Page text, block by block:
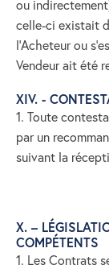
ou
celle-ci existait
l’Acheteur ou
Vendeur ait été
XIV. -
1. Toute
par un
suivant la
X. –
COMPÉTENTS
1. Les Contrats